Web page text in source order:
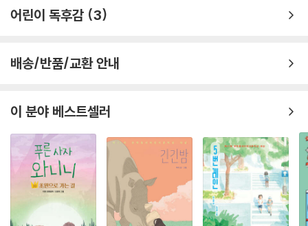
『닐과 순다리』는 주인공 닐과 닐의 가족이 함께 성장해 가는 이야기이다.
다른 나라(지역)의 문화, 가난과 빈부 문제, 환경문제와 성차별 같은 주제
도 포함하는 다양성 작품으로, 아이와 함께 이야기를 나누며 토론을 할 수
있는 책이다.
작가 미탈리 퍼킨스는 작품에서 닐과 아버지 그리고 새끼 호랑이에 호랑이
밀렵을 염두에 둔 돈 많은 악랄한 외지이 개발업자를 덧붙여, 가족과 지역
어린이 독후감 3
배송/반품/교환 안내
이 분야 베스트셀러